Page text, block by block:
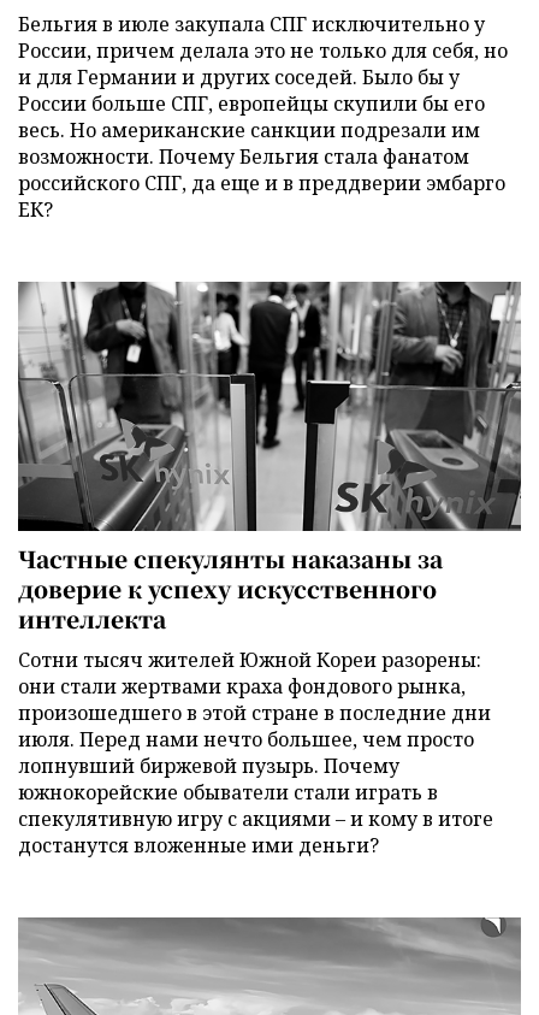
Бельгия в июле закупала СПГ исключительно у
России, причем делала это не только для себя, но
и для Германии и других соседей. Было бы у
России больше СПГ, европейцы скупили бы его
весь. Но американские санкции подрезали им
возможности. Почему Бельгия стала фанатом
российского СПГ, да еще и в преддверии эмбарго
ЕК?
Частные спекулянты наказаны за
доверие к успеху искусственного
интеллекта
Сотни тысяч жителей Южной Кореи разорены:
они стали жертвами краха фондового рынка,
произошедшего в этой стране в последние дни
июля. Перед нами нечто большее, чем просто
лопнувший биржевой пузырь. Почему
южнокорейские обыватели стали играть в
спекулятивную игру с акциями – и кому в итоге
достанутся вложенные ими деньги?